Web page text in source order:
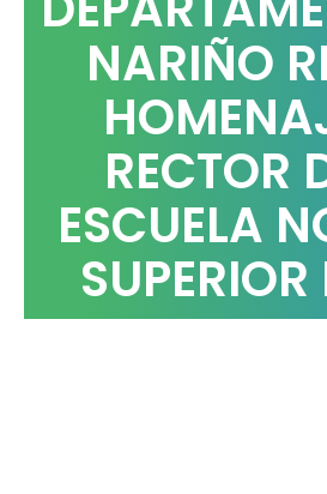
NARIÑO
RECTOR
ESCUELA